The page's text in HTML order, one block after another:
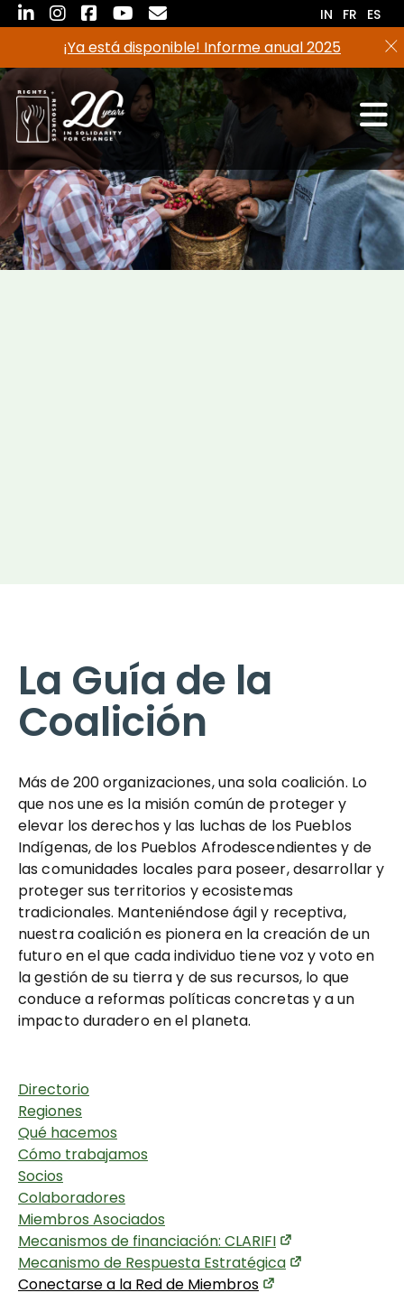
Saltar
al
contenido¡Ya está disponible! Informe anual 2025
IN FR ES
La Guía de la
Coalición
Más de 200 organizaciones, una sola coalición. Lo
que nos une es la misión común de proteger y
elevar los derechos y las luchas de los Pueblos
Indígenas, de los Pueblos Afrodescendientes y de
las comunidades locales para poseer, desarrollar y
proteger sus territorios y ecosistemas
tradicionales. Manteniéndose ágil y receptiva,
nuestra coalición es pionera en la creación de un
futuro en el que cada individuo tiene voz y voto en
la gestión de su tierra y de sus recursos, lo que
conduce a reformas políticas concretas y a un
impacto duradero en el planeta.
Directorio
Regiones
Qué hacemos
Cómo trabajamos
Socios
Colaboradores
Miembros Asociados
Mecanismos de financiación: CLARIFI
Mecanismo de Respuesta Estratégica
Conectarse a la Red de Miembros